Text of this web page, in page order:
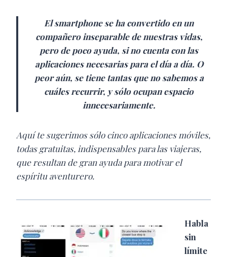
El smartphone se ha convertido en un
compañero inseparable de nuestras vidas,
pero de poco ayuda, si no cuenta con las
aplicaciones necesarias para el día a día. O
peor aún, se tiene tantas que no sabemos a
cuáles recurrir, y sólo ocupan espacio
innecesariamente.
Aquí te sugerimos sólo cinco aplicaciones móviles,
todas gratuitas, indispensables para las viajeras,
que resultan de gran ayuda para motivar el
espíritu aventurero.
Habla
sin
límite